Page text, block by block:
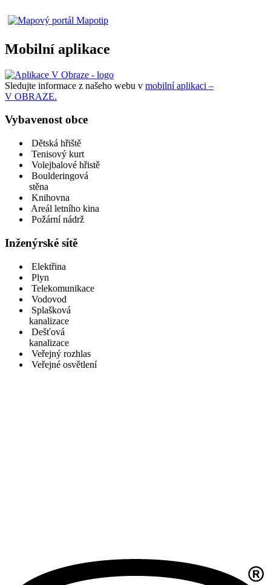
Mobilní aplikace
Sledujte informace z našeho webu v mobilní aplikaci –
V OBRAZE.
Vybavenost obce
Dětská hřiště
Tenisový kurt
Volejbalové hřistě
Boulderingová
stěna
Knihovna
Areál letního kina
Požární nádrž
Inženýrské sítě
Elektřina
Plyn
Telekomunikace
Vodovod
Splašková
kanalizace
Dešťová
kanalizace
Veřejný rozhlas
Veřejné osvětlení